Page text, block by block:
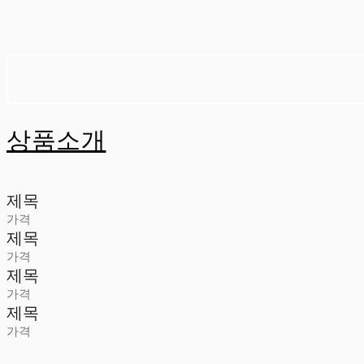
상품소개
제목
가격
제목
가격
제목
가격
제목
가격